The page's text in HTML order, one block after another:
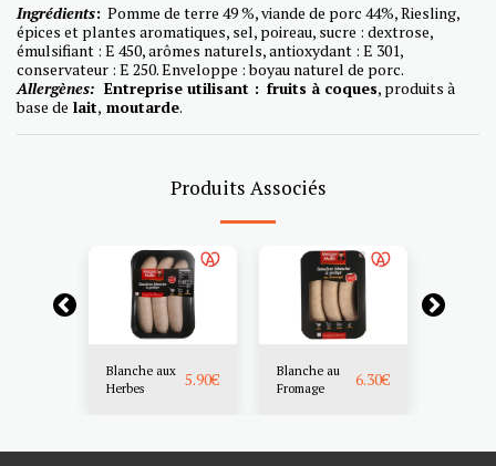
Ingrédients: Pomme de terre 49 %, viande de porc 44%, Riesling,
épices et plantes aromatiques, sel, poireau, sucre : dextrose,
émulsifiant : E 450, arômes naturels, antioxydant : E 301,
conservateur : E 250. Enveloppe : boyau naturel de porc.
Allergènes: Entreprise utilisant : fruits à coques, produits à
base de lait, moutarde.
Produits Associés
Blanche aux
Herbes
5.90€
Blanche au
Fromage
6.30€